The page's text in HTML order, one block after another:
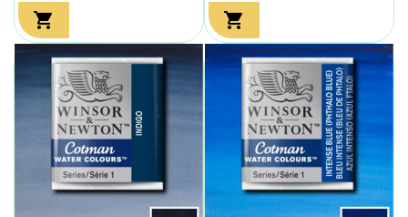
 